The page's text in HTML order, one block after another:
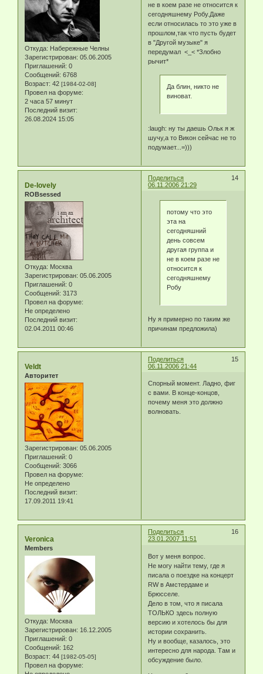
Откуда: Набережные Челны
Зарегистрирован: 05.06.2005
Приглашений: 0
Сообщений: 6768
Возраст: 42 [1984-02-08]
Провел на форуме:
2 часа 57 минут
Последний визит:
26.08.2024 15:05
не в коем разе не относится к
сегодняшнему Робу.Даже
если относилась то это уже в
прошлом,так что пусть будет
в "Другой музыке" я
передумал <_< *Злобно
рычит*
Да блин, никто не
виноват.
:laugh: ну ты даешь Ольк я ж
шучу,а то Викон сейчас не то
подумает...=)))
Поделиться
14
06.11.2006 21:29
De-lovely
ROBsessed
Откуда: Москва
Зарегистрирован: 05.06.2005
Приглашений: 0
Сообщений: 3173
Провел на форуме:
Не определено
Последний визит:
02.04.2011 00:46
потому что это
эта на
сегодняшний
день совсем
другая группа и
не в коем разе не
относится к
сегодняшнему
Робу
Ну я примерно по таким же
причинам предложила)
Поделиться
15
06.11.2006 21:44
Veldt
Авторитет
Зарегистрирован: 05.06.2005
Приглашений: 0
Сообщений: 3066
Провел на форуме:
Не определено
Последний визит:
17.09.2011 19:41
Спорный момент. Ладно, фиг
с вами. В конце-концов,
почему меня это должно
волновать.
Поделиться
16
23.01.2007 11:51
Veronica
Members
Откуда: Москва
Зарегистрирован: 16.12.2005
Приглашений: 0
Сообщений: 162
Возраст: 44 [1982-05-05]
Провел на форуме:
Вот у меня вопрос.
Не могу найти тему, где я
писала о поездке на концерт
RW в Амстердаме и
Брюсселе.
Дело в том, что я писала
ТОЛЬКО здесь полную
версию и хотелось бы для
истории сохранить.
Ну и вообще, казалось, это
интересно для народа. Там и
обсуждение было.